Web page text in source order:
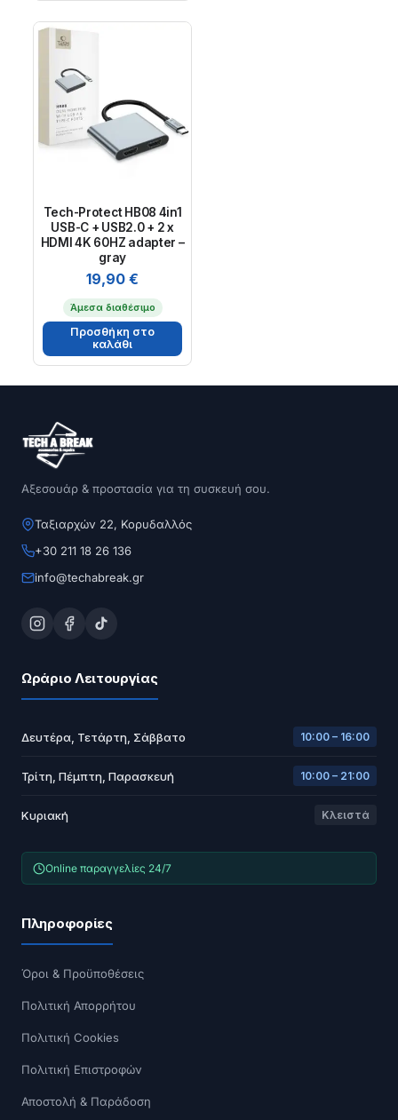
Tech-Protect HB08 4in1
USB-C + USB2.0 + 2 x
HDMI 4K 60HZ adapter –
gray
19,90€
Άμεσα διαθέσιμο
Προσθήκη στο
καλάθι
Αξεσουάρ & προστασία για τη συσκευή σου.
Ταξιαρχών 22, Κορυδαλλός
+30 211 18 26 136
info@techabreak.gr
Ωράριο Λειτουργίας
Δευτέρα, Τετάρτη, Σάββατο 10:00 – 16:00
Τρίτη, Πέμπτη, Παρασκευή 10:00 – 21:00
Κυριακή Κλειστά
Online παραγγελίες 24/7
Πληροφορίες
Όροι & Προϋποθέσεις
Πολιτική Απορρήτου
Πολιτική Cookies
Πολιτική Επιστροφών
Αποστολή & Παράδοση